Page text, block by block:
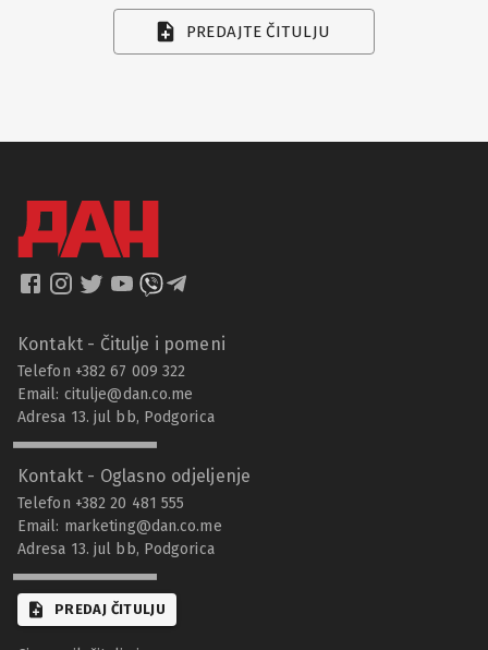
PREDAJTE ČITULJU
Kontakt - Čitulje i pomeni
Telefon +382 67 009 322
Email: citulje@dan.co.me
Adresa 13. jul bb, Podgorica
Kontakt - Oglasno odjeljenje
Telefon +382 20 481 555
Email: marketing@dan.co.me
Adresa 13. jul bb, Podgorica
PREDAJ ČITULJU